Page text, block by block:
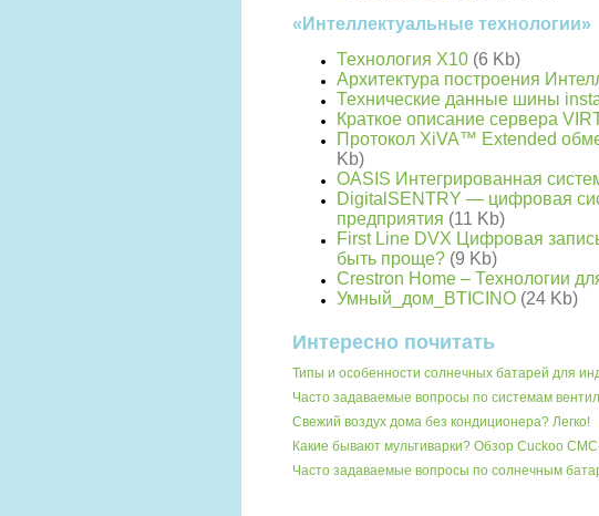
«Интеллектуальные технологии»
Технология Х10 (6 Kb)
Архитектура построения
Технические данные шины
Краткое описание сервера
Протокол XiVA™ Extended
Kb)
OASIS Интегрированная
DigitalSENTRY — цифровая
предприятия (11 Kb)
First Line DVX Цифровая
быть проще? (9 Kb)
Crestron Home – Технологии
Умный_дом_BTICINO (24 Kb)
Интересно почитать
Типы и особенности солнечных батарей для
Часто задаваемые вопросы по системам
Свежий воздух дома без кондиционера? Легко!
Какие бывают мультиварки? Обзор Cuckoo
Часто задаваемые вопросы по солнечным